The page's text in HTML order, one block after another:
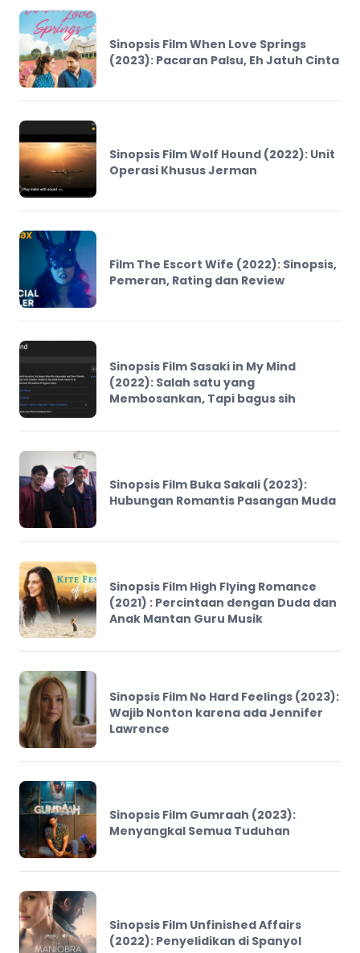
Sinopsis Film When Love Springs
(2023): Pacaran Palsu, Eh Jatuh Cinta
Sinopsis Film Wolf Hound (2022): Unit
Operasi Khusus Jerman
Film The Escort Wife (2022): Sinopsis,
Pemeran, Rating dan Review
Sinopsis Film Sasaki in My Mind
(2022): Salah satu yang
Membosankan, Tapi bagus sih
Sinopsis Film Buka Sakali (2023):
Hubungan Romantis Pasangan Muda
Sinopsis Film High Flying Romance
(2021) : Percintaan dengan Duda dan
Anak Mantan Guru Musik
Sinopsis Film No Hard Feelings (2023):
Wajib Nonton karena ada Jennifer
Lawrence
Sinopsis Film Gumraah (2023):
Menyangkal Semua Tuduhan
Sinopsis Film Unfinished Affairs
(2022): Penyelidikan di Spanyol